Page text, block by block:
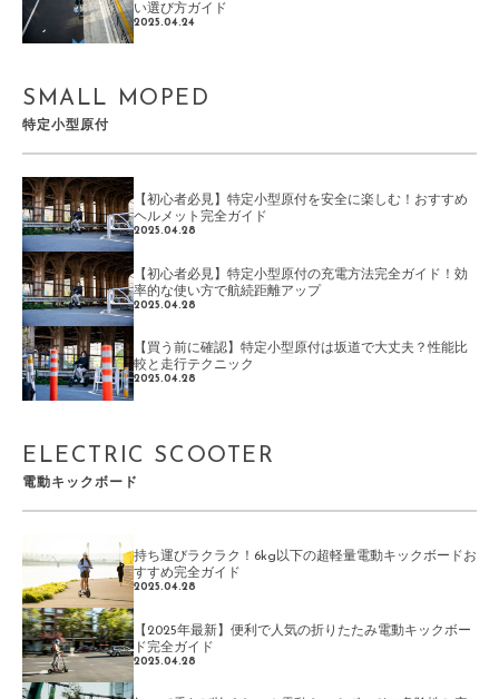
い選び方ガイド
2025.04.24
SMALL MOPED
特定小型原付
【初心者必見】特定小型原付を安全に楽しむ！おすすめ
ヘルメット完全ガイド
2025.04.28
【初心者必見】特定小型原付の充電方法完全ガイド！効
率的な使い方で航続距離アップ
2025.04.28
【買う前に確認】特定小型原付は坂道で大丈夫？性能比
較と走行テクニック
2025.04.28
ELECTRIC SCOOTER
電動キックボード
持ち運びラクラク！6kg以下の超軽量電動キックボードお
すすめ完全ガイド
2025.04.28
【2025年最新】便利で人気の折りたたみ電動キックボー
ド完全ガイド
2025.04.28